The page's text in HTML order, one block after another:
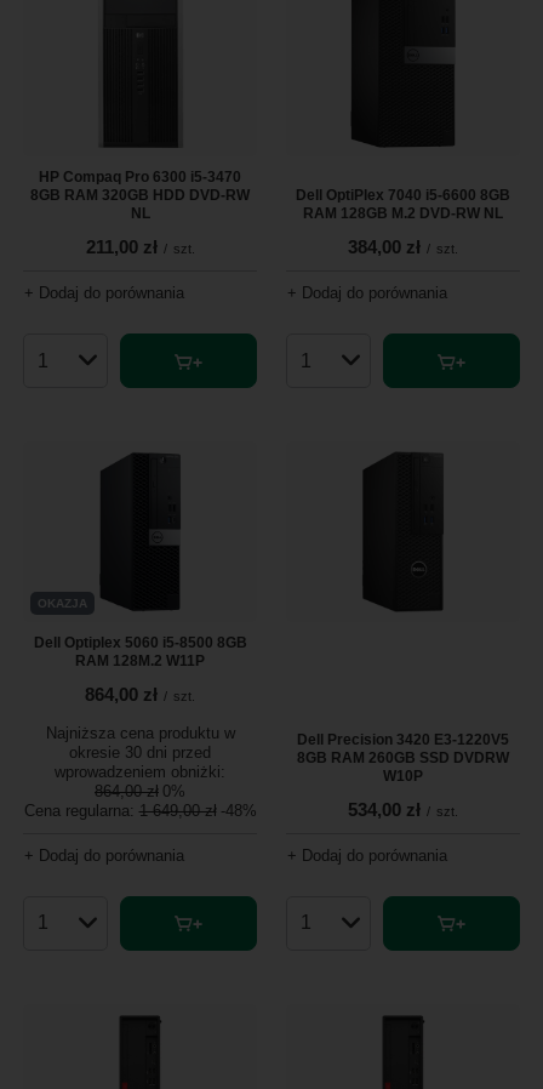
HP Compaq Pro 6300 i5-3470
8GB RAM 320GB HDD DVD-RW
NL
211,00 zł / szt.
+ Dodaj do porównania
Ilość produktów
Dell OptiPlex 7040 i5-6600 8GB
RAM 128GB M.2 DVD-RW NL
384,00 zł / szt.
+ Dodaj do porównania
Ilość produktów
OKAZJA
Dell Optiplex 5060 i5-8500 8GB
RAM 128M.2 W11P
864,00 zł / szt.
Najniższa cena produktu w
okresie 30 dni przed
wprowadzeniem obniżki:
864,00 zł 0%
Cena regularna: 1 649,00 zł -48%
+ Dodaj do porównania
Ilość produktów
Dell Precision 3420 E3-1220V5
8GB RAM 260GB SSD DVDRW
W10P
534,00 zł / szt.
+ Dodaj do porównania
Ilość produktów